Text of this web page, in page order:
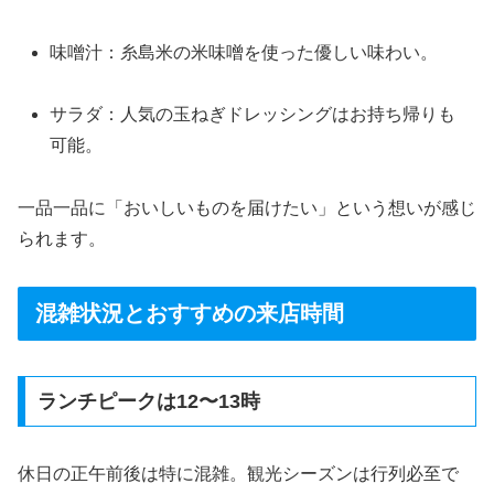
味噌汁：糸島米の米味噌を使った優しい味わい。
サラダ：人気の玉ねぎドレッシングはお持ち帰りも
可能。
一品一品に「おいしいものを届けたい」という想いが感じ
られます。
混雑状況とおすすめの来店時間
ランチピークは12〜13時
休日の正午前後は特に混雑。観光シーズンは行列必至で